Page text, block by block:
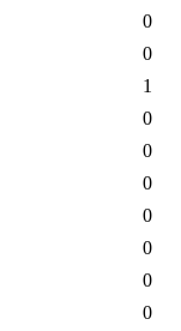
0
0
1
0
0
0
0
0
0
0